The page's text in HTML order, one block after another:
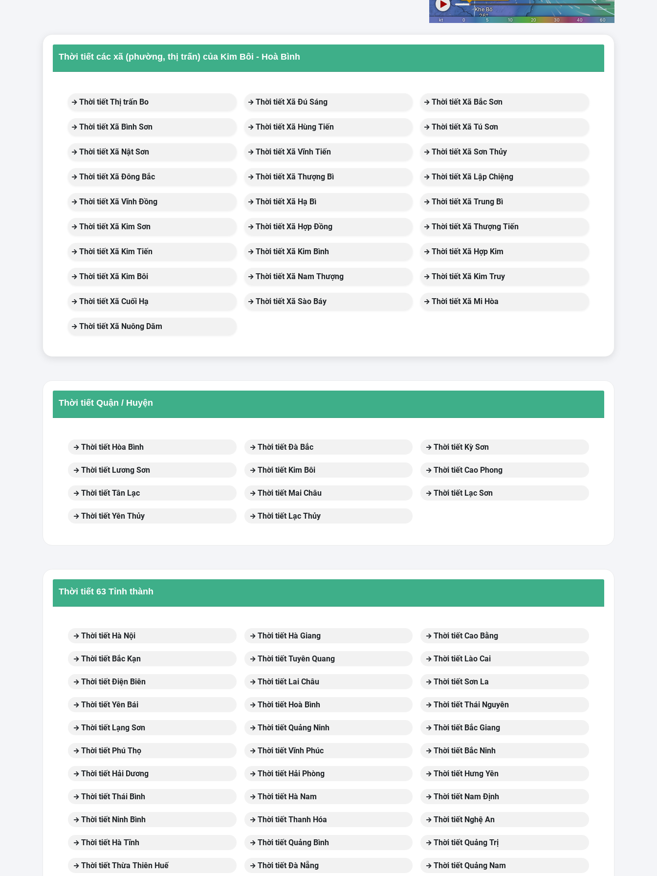
Thời tiết các xã (phường, thị trấn) của Kim Bôi - Hoà Bình
Thời tiết Thị trấn Bo Thời tiết Xã Đú Sáng Thời tiết Xã Bắc Sơn
Thời tiết Xã Bình Sơn Thời tiết Xã Hùng Tiến Thời tiết Xã Tú Sơn
Thời tiết Xã Nật Sơn Thời tiết Xã Vĩnh Tiến Thời tiết Xã Sơn Thủy
Thời tiết Xã Đông Bắc Thời tiết Xã Thượng Bì Thời tiết Xã Lập Chiệng
Thời tiết Xã Vĩnh Đồng Thời tiết Xã Hạ Bì Thời tiết Xã Trung Bì
Thời tiết Xã Kim Sơn Thời tiết Xã Hợp Đồng Thời tiết Xã Thượng Tiến
Thời tiết Xã Kim Tiến Thời tiết Xã Kim Bình Thời tiết Xã Hợp Kim
Thời tiết Xã Kim Bôi Thời tiết Xã Nam Thượng Thời tiết Xã Kim Truy
Thời tiết Xã Cuối Hạ Thời tiết Xã Sào Báy Thời tiết Xã Mi Hòa
Thời tiết Xã Nuông Dăm
Thời tiết Quận / Huyện
Thời tiết Hòa Bình Thời tiết Đà Bắc Thời tiết Kỳ Sơn
Thời tiết Lương Sơn Thời tiết Kim Bôi Thời tiết Cao Phong
Thời tiết Tân Lạc Thời tiết Mai Châu Thời tiết Lạc Sơn
Thời tiết Yên Thủy Thời tiết Lạc Thủy
Thời tiết 63 Tỉnh thành
Thời tiết Hà Nội Thời tiết Hà Giang Thời tiết Cao Bằng
Thời tiết Bắc Kạn Thời tiết Tuyên Quang Thời tiết Lào Cai
Thời tiết Điện Biên Thời tiết Lai Châu Thời tiết Sơn La
Thời tiết Yên Bái Thời tiết Hoà Bình Thời tiết Thái Nguyên
Thời tiết Lạng Sơn Thời tiết Quảng Ninh Thời tiết Bắc Giang
Thời tiết Phú Thọ Thời tiết Vĩnh Phúc Thời tiết Bắc Ninh
Thời tiết Hải Dương Thời tiết Hải Phòng Thời tiết Hưng Yên
Thời tiết Thái Bình Thời tiết Hà Nam Thời tiết Nam Định
Thời tiết Ninh Bình Thời tiết Thanh Hóa Thời tiết Nghệ An
Thời tiết Hà Tĩnh Thời tiết Quảng Bình Thời tiết Quảng Trị
Thời tiết Thừa Thiên Huế Thời tiết Đà Nẵng Thời tiết Quảng Nam